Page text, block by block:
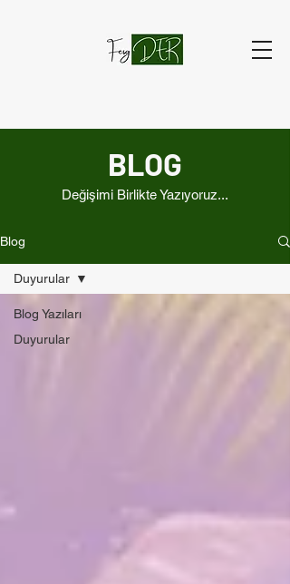
BLOG
Değişimi Birlikte Yazıyoruz...
Blog
Blog Yazıları
Duyurular
Duyurular